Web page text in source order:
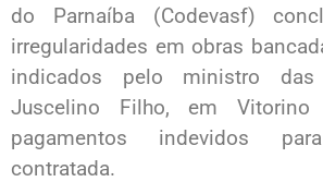
do Parnaíba (Codevasf)
irregularidades em obras
indicados pelo ministro das
Juscelino Filho, em
pagamentos indevidos
contratada.